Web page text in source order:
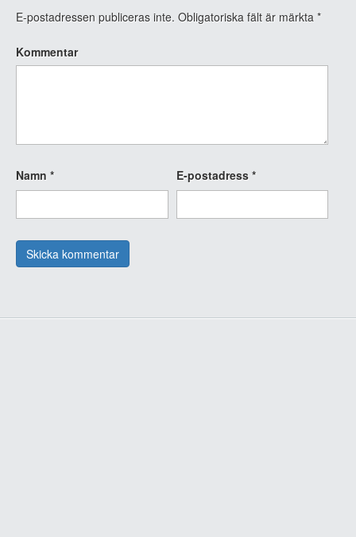
E-postadressen publiceras inte. Obligatoriska fält är märkta *
Kommentar
Namn * E-postadress *